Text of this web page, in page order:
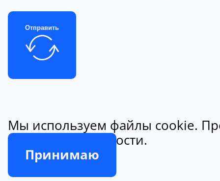
Отправить
Мы используем файлы cookie.
конфиденциальности.
Принимаю